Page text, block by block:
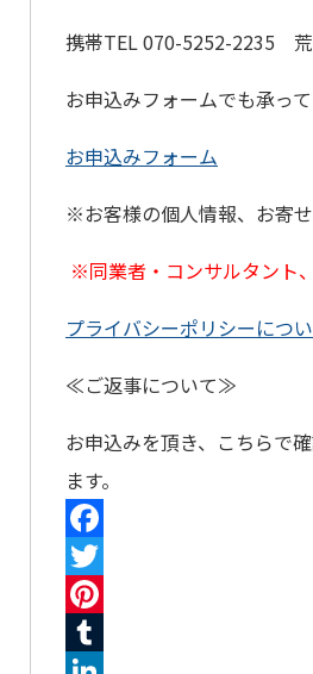
携帯TEL 070-5252-2235
お申込みフォームでも承って
お申込みフォーム
※お客様の個人情報、お寄
※同業者・コンサルタント
プライバシーポリシーにつ
≪ご返事について≫
お申込みを頂き、こちらで
ます。
Facebook
Twitter
Pinterest
Tumblr